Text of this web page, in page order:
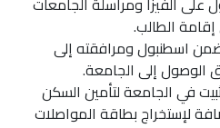
الطالب.
اسطنبول ومرافقته إلى
الوصول إلى الجامعة.
في الجامعة لتأمين السكن
لإستخراج بطاقة المواصلات